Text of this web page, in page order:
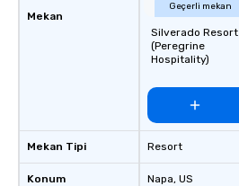
Mekan
Mekan Tipi
Konum
Geçerli mekan
Silverado Resort
(Peregrine
Hospitality)
Resort
Napa, US